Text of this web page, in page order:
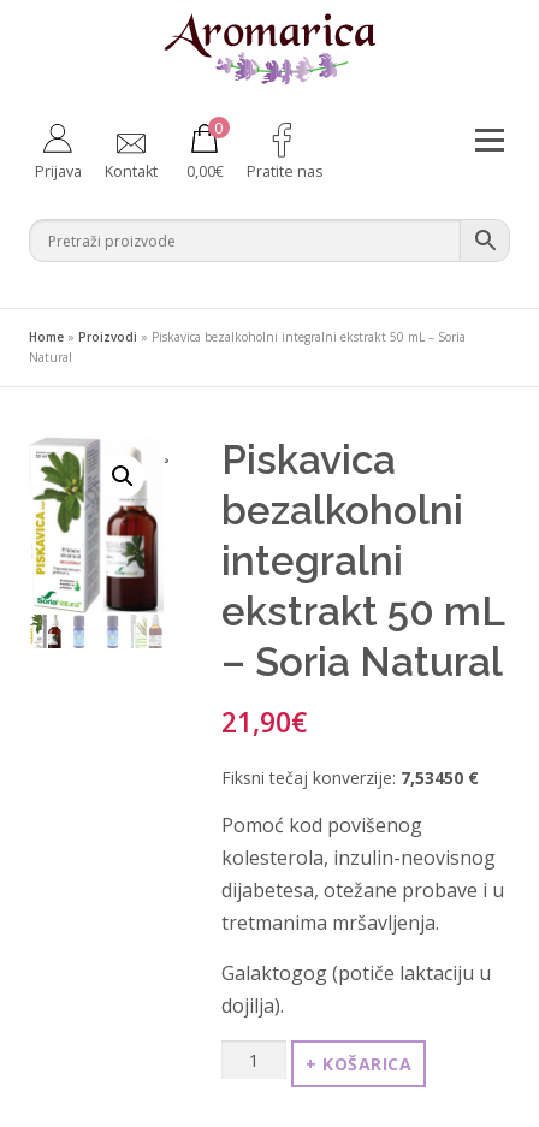
Prijava Kontakt
0
0,00€ Pratite nas
Za kućne ljubimce Ambalaža
Home» Proizvodi » Piskavica bezalkoholni integralni ekstrakt 50 mL – Soria
Natural
¸
Piskavica
bezalkoholni
integralni
ekstrakt 50 mL
– Soria Natural
21,90€
Fiksni tečaj konverzije: 7,53450 €
Pomoć kod povišenog
kolesterola, inzulin-neovisnog
dijabetesa, otežane probave i u
tretmanima mršavljenja.
Galaktogog (potiče laktaciju u
dojilja).
Piskavica
bezalkoholni
+ KOŠARICA